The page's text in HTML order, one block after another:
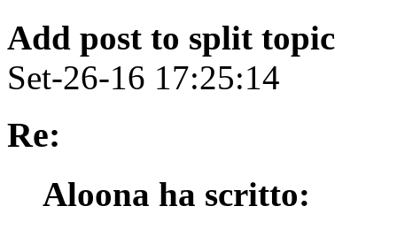
Add post to split topic
Set-26-16 17:25:14
Re:
Aloona ha scritto: